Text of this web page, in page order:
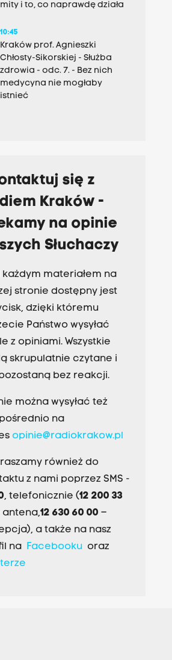
mity i to, co naprawdę działa
10:45
Kraków prof. Agnieszki
Chłosty-Sikorskiej - Służba
zdrowia - odc. 7. - Bez nich
medycyna nie mogłaby
istnieć
się z
Kraków -
na opinie
Słuchaczy
każdym materiałem na
stronie dostępny jest
dzięki któremu
Państwo wysyłać
z opiniami. Wszystkie
skrupulatnie czytane i
bez reakcji.
można wysyłać też
na
opinie@radiokrakow.pl
również do
z nami poprzez SMS -
, telefonicznie (12 200 33
12 630 60 00 –
a także na nasz
na Facebookuoraz